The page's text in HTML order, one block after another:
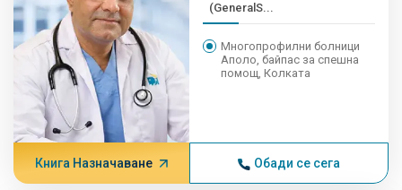
(GeneralS...
Многопрофилни болници
Аполо, байпас за спешна
помощ, Колката
Книга Назначаване Обади се сега